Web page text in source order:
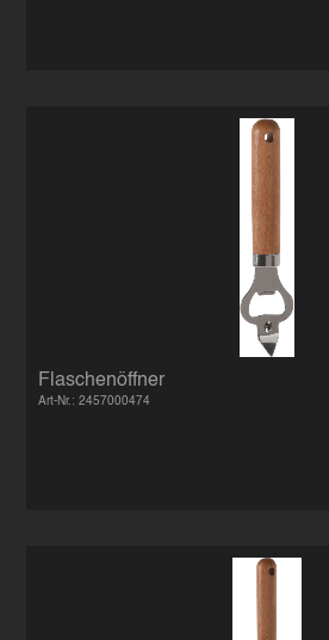
Flaschenöffner
Art-Nr.: 2457000474